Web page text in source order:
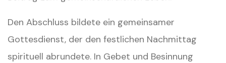
Den Abschluss bildete ein gemeinsamer
Gottesdienst, der den festlichen Nachmittag
spirituell abrundete. In Gebet und Besinnung